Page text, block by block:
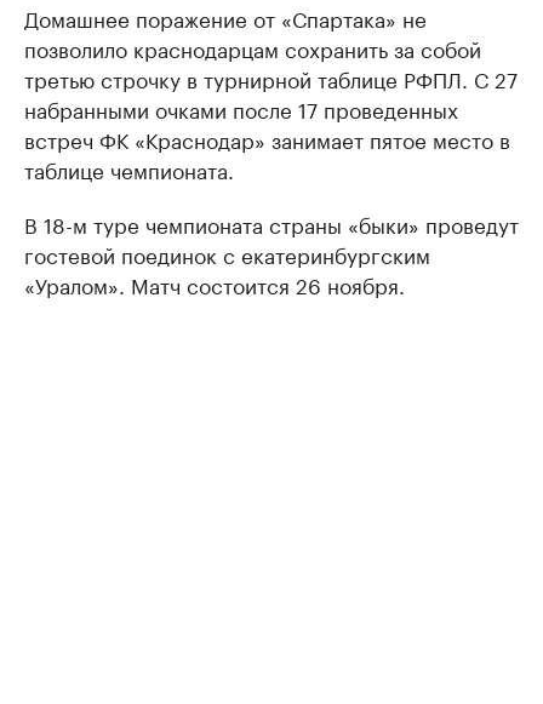
Домашнее поражение от «Спартака» не
позволило краснодарцам сохранить за собой
третью строчку в турнирной таблице РФПЛ. С 27
набранными очками после 17 проведенных
встреч ФК «Краснодар» занимает пятое место в
таблице чемпионата.
В 18-м туре чемпионата страны «быки» проведут
гостевой поединок с екатеринбургским
«Уралом». Матч состоится 26 ноября.